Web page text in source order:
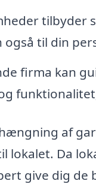
tilbyder
til din
firma kan
af
lokalet. Da
give dig de